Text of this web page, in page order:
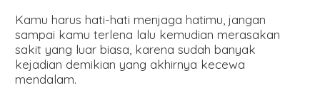
Kamu harus hati-hati menjaga hatimu, jangan
sampai kamu terlena lalu kemudian merasakan
sakit yang luar biasa, karena sudah banyak
kejadian demikian yang akhirnya kecewa
mendalam.